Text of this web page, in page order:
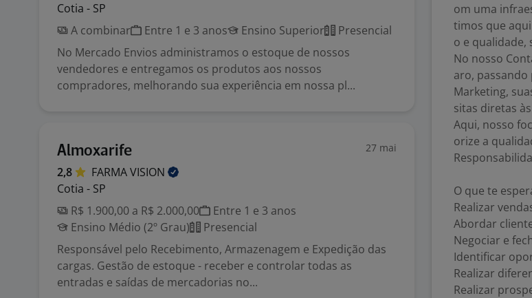
Cotia - SP
A combinar
Entre 1 e 3 anos Ensino Superior
Presencial
No Mercado Envios administramos o estoque de nossos
vendedores e entregamos os produtos aos nossos
compradores, melhorando sua experiência em nossa pl...
Almoxarife 27 mai
2,8 FARMAVISION
Cotia - SP
R$ 1.900,00 a R$ 2.000,00
Entre 1 e 3 anos
Ensino Médio (2º Grau)
Presencial
Responsável pelo Recebimento, Armazenagem e Expedição das
cargas. Gestão de estoque - receber e controlar todas as
entradas e saídas de mercadorias no...
om uma
timos que
o e qualidade,
No nosso
aro,
Marketing,
sitas diretas
Aqui, nosso
orize a
O que te
Realizar
Abordar
Negociar e
Identificar
Realizar
Realizar